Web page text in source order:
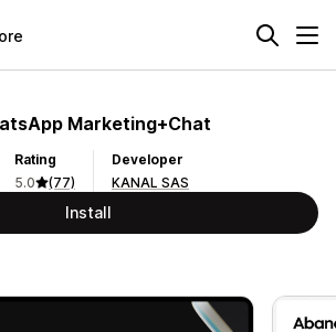
Marketing+Chat
Rating
5.0
(77)
Developer
KANAL SAS
Install